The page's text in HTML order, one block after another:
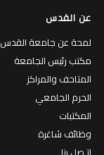
عن القدس
لمحة عن جامعة القدس
مكتب رئيس الجامعة
المتاحف والمراكز
الحرم الجامعي
المكتبات
وظائف شاغرة